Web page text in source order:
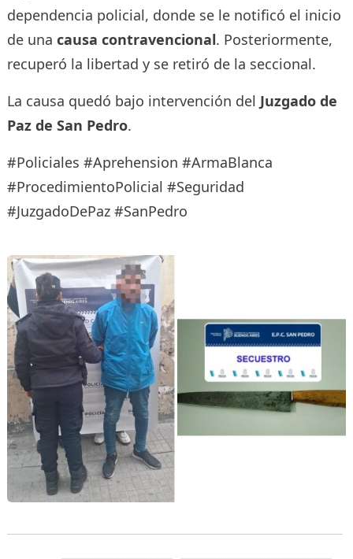
dependencia policial, donde se le notificó el inicio
de una causa contravencional. Posteriormente,
recuperó la libertad y se retiró de la seccional.
La causa quedó bajo intervención del Juzgado de
Paz de San Pedro.
#Policiales #Aprehension #ArmaBlanca
#ProcedimientoPolicial #Seguridad
#JuzgadoDePaz #SanPedro